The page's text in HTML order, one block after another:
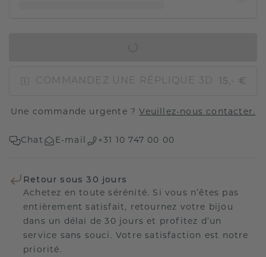
COMMANDEZ UNE RÉPLIQUE 3D 15,- €
Une commande urgente ?Veuillez-nous contacter.
Chat E-mail +31 10 747 00 00
Retour sous 30 jours
Achetez en toute sérénité. Si vous n’êtes pas
entièrement satisfait, retournez votre bijou
dans un délai de 30 jours et profitez d’un
service sans souci. Votre satisfaction est notre
priorité.